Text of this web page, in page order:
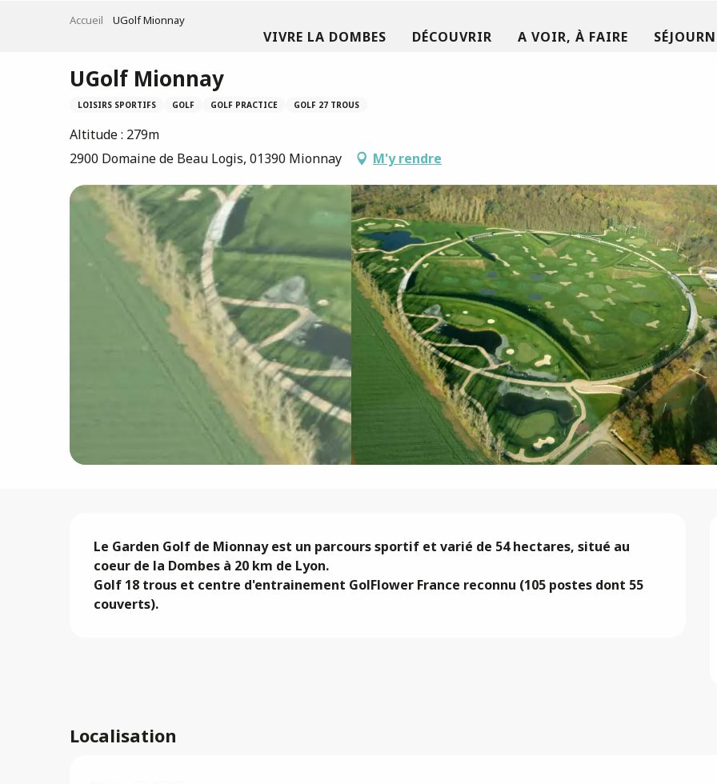
VIVRE LA DOMBES DÉCOUVRIR A VOIR, À FAIRE
Accueil UGolf Mionnay
UGolf Mionnay
LOISIRS SPORTIFS GOLF GOLF PRACTICE GOLF 27 TROUS
Altitude : 279m
2900 Domaine de Beau Logis, 01390 Mionnay
M'y rendre
Description
Le Garden Golf de Mionnay est un parcours sportif et varié de 54 hectares, situé au
coeur de la Dombes à 20 km de Lyon.
Golf 18 trous et centre d'entrainement GolFlower France reconnu (105 postes dont 55
couverts).
Localisation